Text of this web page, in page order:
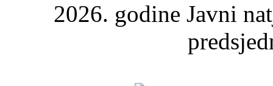
2026. godine Javni